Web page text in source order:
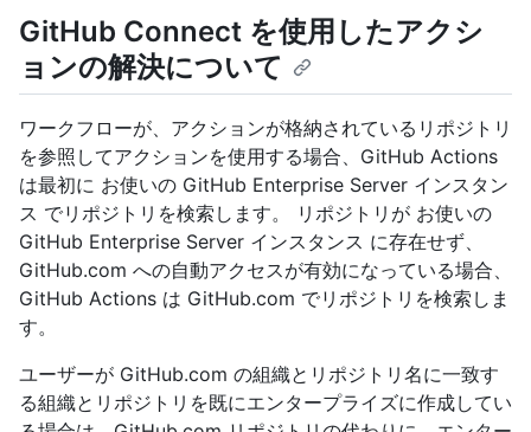
GitHub Connect を使用したアクシ
ョンの解決について
ワークフローが、アクションが格納されているリポジトリ
を参照してアクションを使用する場合、GitHub Actions
は最初に お使いの GitHub Enterprise Server インスタン
ス でリポジトリを検索します。 リポジトリが お使いの
GitHub Enterprise Server インスタンス に存在せず、
GitHub.com への自動アクセスが有効になっている場合、
GitHub Actions は GitHub.com でリポジトリを検索しま
す。
ユーザーが GitHub.com の組織とリポジトリ名に一致す
る組織とリポジトリを既にエンタープライズに作成してい